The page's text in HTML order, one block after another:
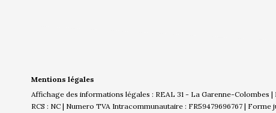
Mentions légales
Affichage des informations légales : REAL 31 - La Garenne-Colombes
RCS : NC | Numero TVA Intracommunautaire : FR59479696767 |